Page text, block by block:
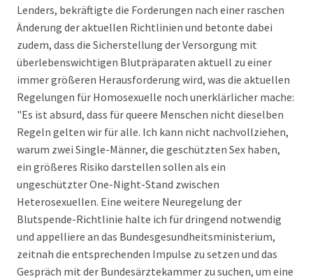
Lenders, bekräftigte die Forderungen nach einer raschen
Änderung der aktuellen Richtlinien und betonte dabei
zudem, dass die Sicherstellung der Versorgung mit
überlebenswichtigen Blutpräparaten aktuell zu einer
immer größeren Herausforderung wird, was die aktuellen
Regelungen für Homosexuelle noch unerklärlicher mache:
"Es ist absurd, dass für queere Menschen nicht dieselben
Regeln gelten wir für alle. Ich kann nicht nachvollziehen,
warum zwei Single-Männer, die geschützten Sex haben,
ein größeres Risiko darstellen sollen als ein
ungeschützter One-Night-Stand zwischen
Heterosexuellen. Eine weitere Neuregelung der
Blutspende-Richtlinie halte ich für dringend notwendig
und appelliere an das Bundesgesundheitsministerium,
zeitnah die entsprechenden Impulse zu setzen und das
Gespräch mit der Bundesärztekammer zu suchen, um eine